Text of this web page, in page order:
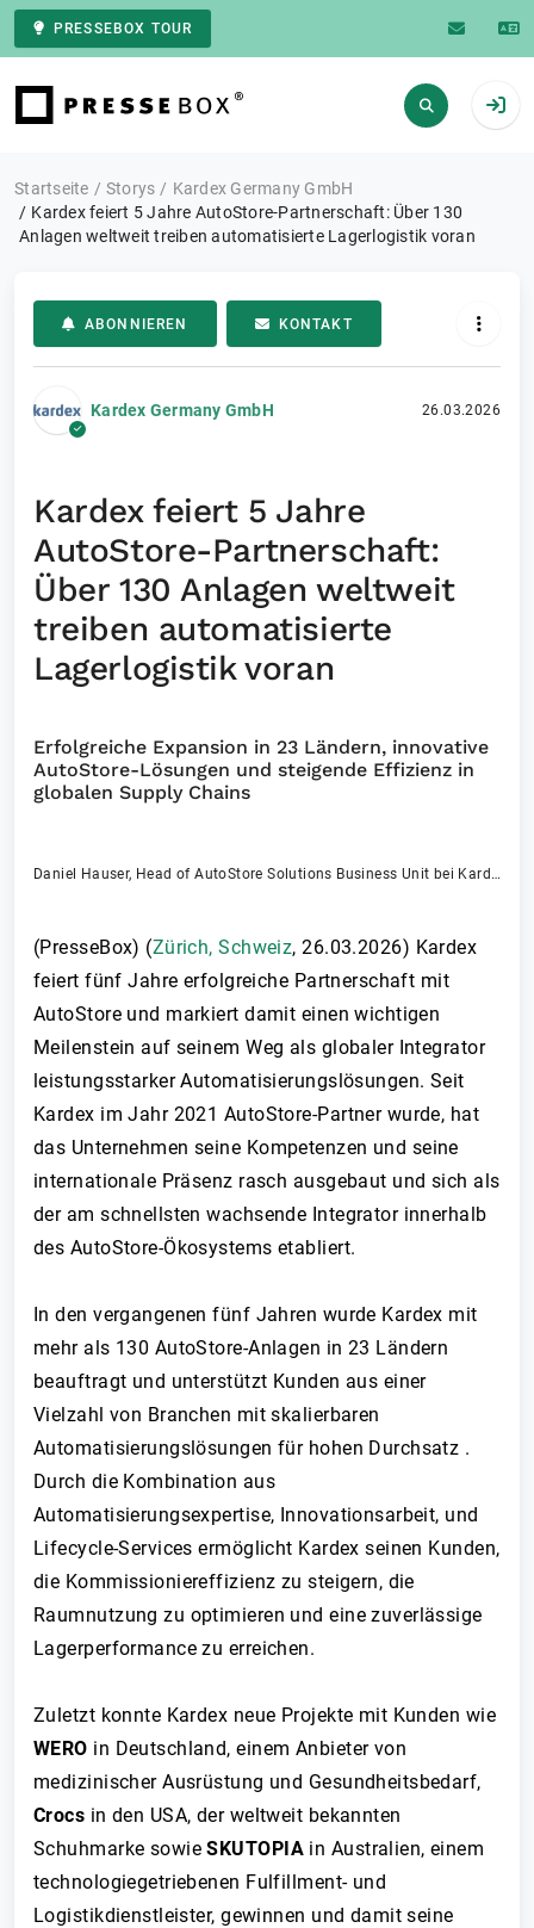
PRESSEBOX TOUR
Zur Startseite
Startseite Storys
Kardex Germany GmbH
Kardex feiert 5 Jahre AutoStore-Partnerschaft: Über 130
Anlagen weltweit treiben automatisierte Lagerlogistik voran
ABONNIEREN KONTAKT
Kardex Germany GmbH 26.03.2026
Kardex feiert 5 Jahre
AutoStore-Partnerschaft:
Über 130 Anlagen weltweit
treiben automatisierte
Lagerlogistik voran
Erfolgreiche Expansion in 23 Ländern, innovative
AutoStore-Lösungen und steigende Effizienz in
globalen Supply Chains
Daniel Hauser, Head of AutoStore Solutions Business Unit bei Kardex
(PresseBox) (Zürich, Schweiz,26.03.2026) Kardex
feiert fünf Jahre erfolgreiche Partnerschaft mit
AutoStore und markiert damit einen wichtigen
Meilenstein auf seinem Weg als globaler Integrator
leistungsstarker Automatisierungslösungen. Seit
Kardex im Jahr 2021 AutoStore-Partner wurde, hat
das Unternehmen seine Kompetenzen und seine
internationale Präsenz rasch ausgebaut und sich als
der am schnellsten wachsende Integrator innerhalb
des AutoStore-Ökosystems etabliert.
In den vergangenen fünf Jahren wurde Kardex mit
mehr als 130 AutoStore-Anlagen in 23 Ländern
beauftragt und unterstützt Kunden aus einer
Vielzahl von Branchen mit skalierbaren
Automatisierungslösungen für hohen Durchsatz .
Durch die Kombination aus
Automatisierungsexpertise, Innovationsarbeit, und
Lifecycle-Services ermöglicht Kardex seinen Kunden,
die Kommissioniereffizienz zu steigern, die
Raumnutzung zu optimieren und eine zuverlässige
Lagerperformance zu erreichen.
Zuletzt konnte Kardex neue Projekte mit Kunden wie
WERO in Deutschland, einem Anbieter von
medizinischer Ausrüstung und Gesundheitsbedarf,
Crocs in den USA, der weltweit bekannten
Schuhmarke sowieSKUTOPIA in Australien, einem
technologiegetriebenen Fulfillment- und
Logistikdienstleister, gewinnen und damit seine